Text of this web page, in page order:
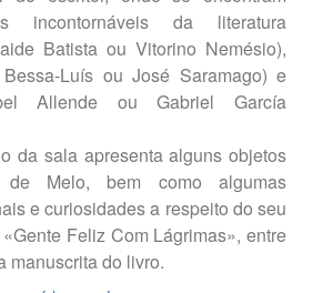
incontornáveis da literatura
Batista ou Vitorino Nemésio),
Luís ou José Saramago) e
Allende ou Gabriel García
da sala apresenta alguns objetos
Melo, bem como algumas
e curiosidades a respeito do seu
Feliz Com Lágrimas», entre
manuscrita do livro.